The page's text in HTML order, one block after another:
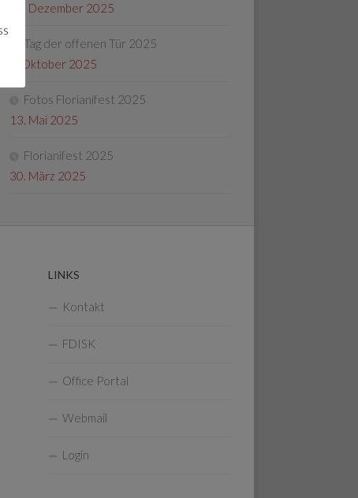
22. Dezember 2025
Tag der offenen Tür 2025
4. Oktober 2025
Fotos Florianifest 2025
13. Mai 2025
Florianifest 2025
30. März 2025
LINKS
Kontakt
FDISK
Office Portal
Webmail
Login